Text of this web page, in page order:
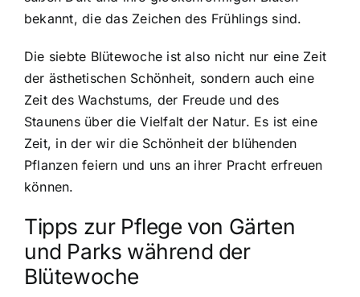
bekannt, die das Zeichen des Frühlings sind.
Die siebte Blütewoche ist also nicht nur eine Zeit
der ästhetischen Schönheit, sondern auch eine
Zeit des Wachstums, der Freude und des
Staunens über die Vielfalt der Natur. Es ist eine
Zeit, in der wir die Schönheit der blühenden
Pflanzen feiern und uns an ihrer Pracht erfreuen
können.
Tipps zur Pflege von Gärten
und Parks während der
Blütewoche